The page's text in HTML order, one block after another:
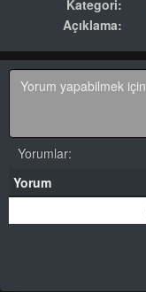
Kategori:
Açıklama:
Yorumlar:
Yorum